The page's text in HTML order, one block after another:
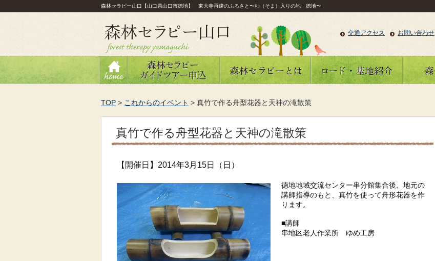
森林セラピー山口【山口県山口市徳地】 東大寺再建のふるさと〜杣（そま）入りの地 徳地〜
交通アクセス お問い合わせ
TOP > これからのイベント > 真竹で作る舟型花器と天神の滝散策
真竹で作る舟型花器と天神の滝散策
【開催日】2014年3月15日（日）
徳地地域交流センター串分館集合後、地元の
講師指導のもと、真竹を使って舟形花器を作
ります。
■講師
串地区老人作業所 ゆめ工房